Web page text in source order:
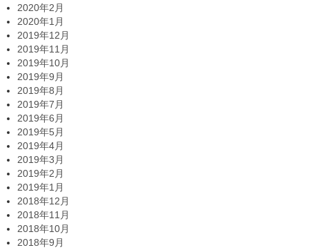
2020年2月
2020年1月
2019年12月
2019年11月
2019年10月
2019年9月
2019年8月
2019年7月
2019年6月
2019年5月
2019年4月
2019年3月
2019年2月
2019年1月
2018年12月
2018年11月
2018年10月
2018年9月